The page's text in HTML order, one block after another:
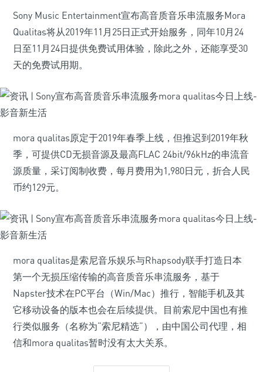
Sony Music Entertainment宣布高音质音乐串流服务Mora
Qualitas将从2019年11月25日正式开始服务，同年10月24
日至11月24日提供免费试用体验，除此之外，还能享受30
天的免费试用期。
mora qualitas原定于2019年春季上线，但推迟到2019年秋
季，可提供CD无损音源及最高FLAC 24bit/96kHz的串流音
源质量，采订阅制收费，每月费用为1,980日元，折合人民
币约129元。
mora qualitas是索尼音乐娱乐与Rhapsody联手打造日本
第一个无损压缩传输的高音质音乐串流服务，基于
Napster技术在PC平台（Win/Mac）推行，智能手机及其
它移动设备的版本也会在后续提供。目前索尼中国也有推
行类似服务（名称为“索尼精选”），由中国公司代理，相
信和mora qualitas暂时没有太大关系。